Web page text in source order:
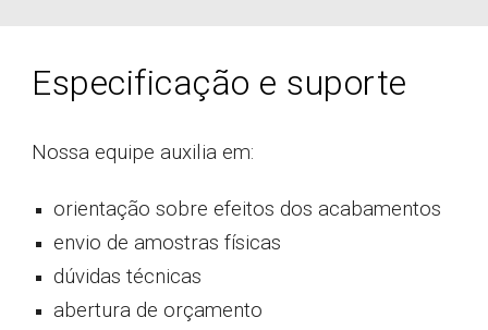
Especificação e suporte
Nossa equipe auxilia em:
orientação sobre efeitos dos acabamentos
envio de amostras físicas
dúvidas técnicas
abertura de orçamento